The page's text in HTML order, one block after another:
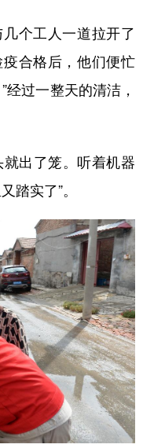
本語 한국어
个工人一道拉开了
合格后，他们便忙
过一整天的清洁，
出了笼。听着机器
踏实了”。